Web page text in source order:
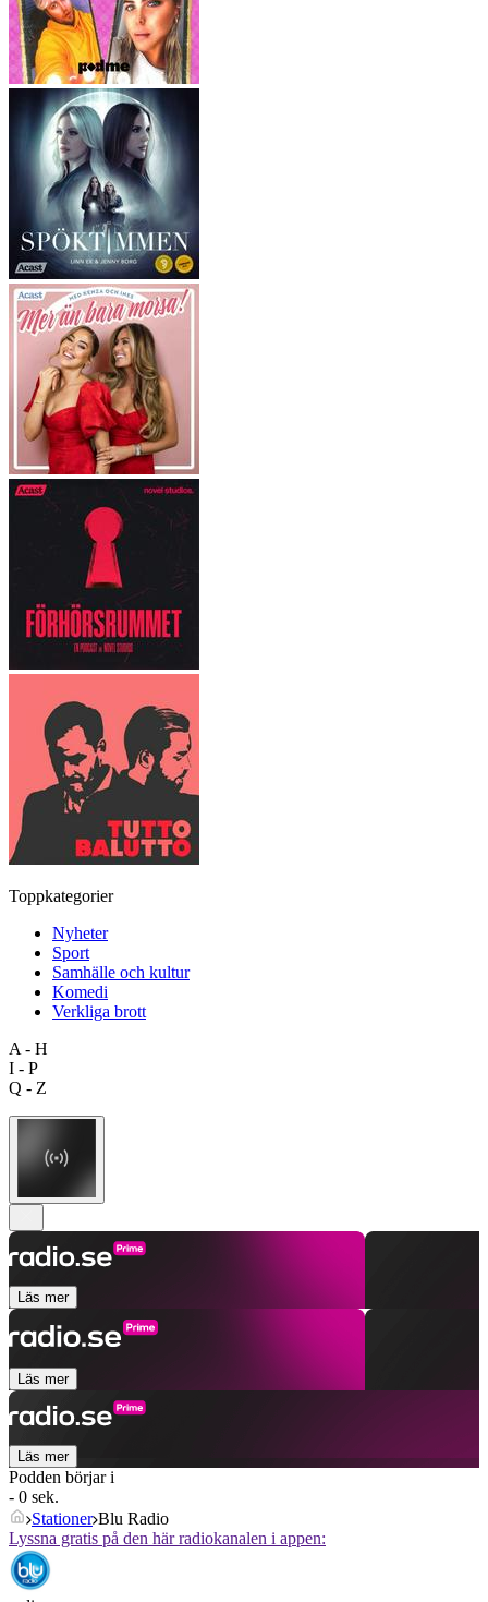
Toppkategorier
Nyheter
Sport
Samhälle och kultur
Komedi
Verkliga brott
A - H
I - P
Q - Z
Läs mer
Läs mer
Läs mer
Podden börjar i
- 0 sek.
Stationer Blu Radio
Lyssna gratis på den här radiokanalen i appen: